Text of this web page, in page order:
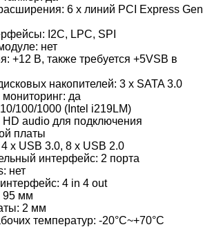
6 x линий PCI Express Gen
I2C, LPC, SPI
нет
+12 В, также требуется +5VSB в
накопителей: 3 x SATA 3.0
да
100/1000 (Intel i219LM)
HD audio для подключения
платы
x USB 3.0, 8 x USB 2.0
интерфейс: 2 порта
нет
4 in 4 out
95 мм
2 мм
температур: -20°C~+70°C